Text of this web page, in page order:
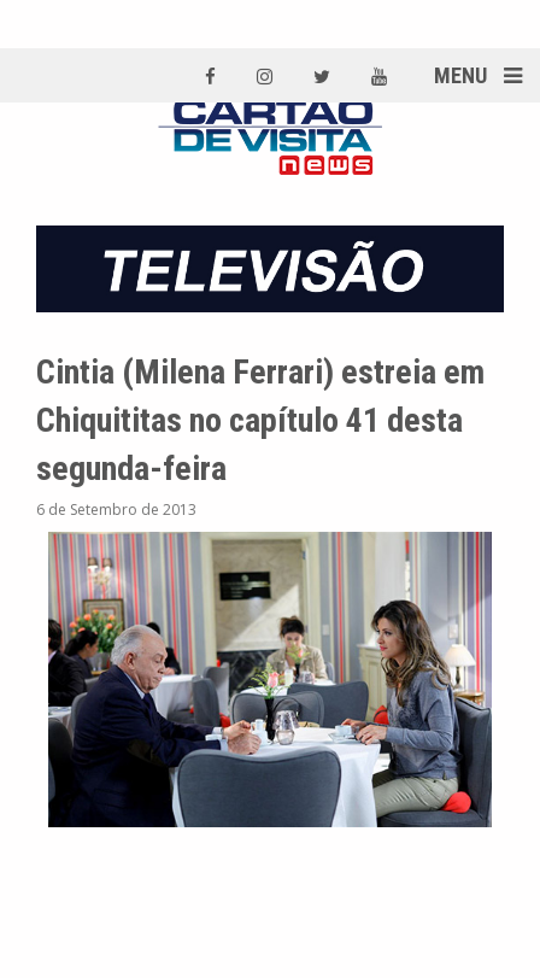
MENU
Cintia (Milena Ferrari) estreia em
Chiquititas no capítulo 41 desta
segunda-feira
6 de Setembro de 2013